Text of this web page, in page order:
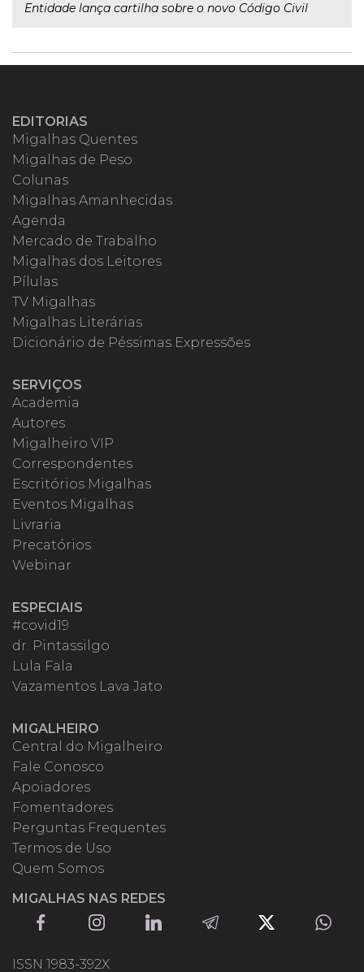
Entidade lança cartilha sobre o novo Código Civil
EDITORIAS
Migalhas Quentes
Migalhas de Peso
Colunas
Migalhas Amanhecidas
Agenda
Mercado de Trabalho
Migalhas dos Leitores
Pílulas
TV Migalhas
Migalhas Literárias
Dicionário de Péssimas Expressões
SERVIÇOS
Academia
Autores
Migalheiro VIP
Correspondentes
Escritórios Migalhas
Eventos Migalhas
Livraria
Precatórios
Webinar
ESPECIAIS
#covid19
dr. Pintassilgo
Lula Fala
Vazamentos Lava Jato
MIGALHEIRO
Central do Migalheiro
Fale Conosco
Apoiadores
Fomentadores
Perguntas Frequentes
Termos de Uso
Quem Somos
MIGALHAS NAS REDES
ISSN 1983-392X